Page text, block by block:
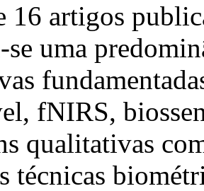
16 artigos
uma
fNIRS,
qualitativas
técnicas